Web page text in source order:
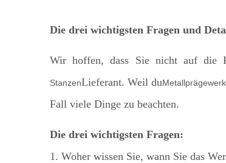
Die drei wichtigsten Fragen und
Wir hoffen, dass Sie nicht auf die
StanzenLieferant. Weil du
Fall viele Dinge zu beachten.
Die drei wichtigsten Fragen:
1. Woher wissen Sie, wann Sie das